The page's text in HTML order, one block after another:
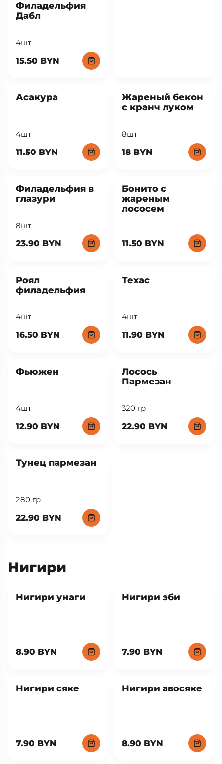
Филадельфия
Дабл
4шт
15.50 BYN
Асакура
4шт
11.50 BYN
Жареный бекон
с кранч луком
8шт
18 BYN
Филадельфия в
глазури
8шт
23.90 BYN
Бонито с
жареным
лососем
11.50 BYN
Роял
филадельфия
4шт
16.50 BYN
Техас
4шт
11.90 BYN
Фьюжен
4шт
12.90 BYN
Лосось
Пармезан
320 гр
22.90 BYN
New
Тунец пармезан
280 гр
22.90 BYN
Нигири
Нигири унаги
8.90 BYN
Нигири эби
7.90 BYN
Нигири сяке
7.90 BYN
Нигири авосяке
8.90 BYN